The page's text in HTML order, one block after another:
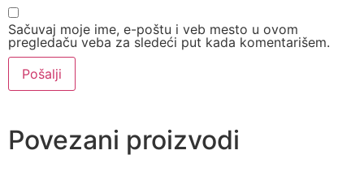
Sačuvaj moje ime, e-poštu i veb mesto u ovom
pregledaču veba za sledeći put kada komentarišem.
Povezani proizvodi